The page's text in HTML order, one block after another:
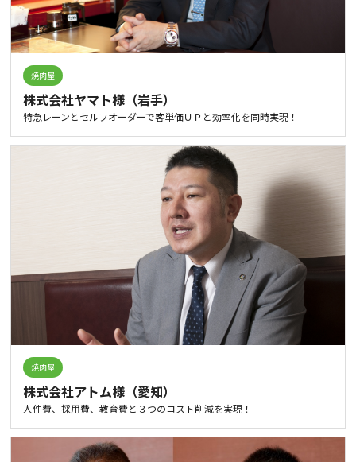
焼肉屋
株式会社ヤマト様（岩手）
特急レーンとセルフオーダーで客単価ＵＰと効率化を同時実現！
焼肉屋
株式会社アトム様（愛知）
人件費、採用費、教育費と３つのコスト削減を実現！